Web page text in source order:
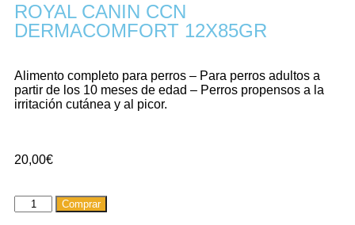
ROYAL CANIN CCN
DERMACOMFORT 12X85GR
Alimento completo para perros – Para perros adultos a
partir de los 10 meses de edad – Perros propensos a la
irritación cutánea y al picor.
20,00€
Comprar